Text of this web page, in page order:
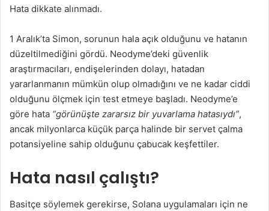
Hata dikkate alınmadı.
1 Aralık’ta Simon, sorunun hala açık olduğunu ve hatanın
düzeltilmediğini gördü. Neodyme’deki güvenlik
araştırmacıları, endişelerinden dolayı, hatadan
yararlanmanın mümkün olup olmadığını ve ne kadar ciddi
olduğunu ölçmek için test etmeye başladı. Neodyme’e
göre hata “görünüşte zararsız bir yuvarlama hatasıydı”,
ancak milyonlarca küçük parça halinde bir servet çalma
potansiyeline sahip olduğunu çabucak keşfettiler.
Hata nasıl çalıştı?
Basitçe söylemek gerekirse, Solana uygulamaları için ne